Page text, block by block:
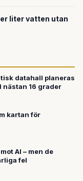
liter vatten utan
datahall planeras
nästan 16 grader
kartan för
AI – men de
fel